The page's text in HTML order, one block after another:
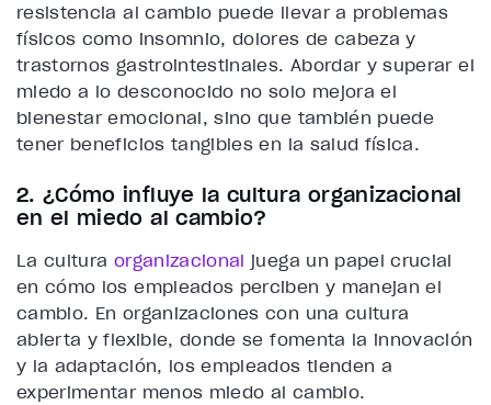
resistencia al cambio puede llevar a problemas
físicos como insomnio, dolores de cabeza y
trastornos gastrointestinales. Abordar y superar el
miedo a lo desconocido no solo mejora el
bienestar emocional, sino que también puede
tener beneficios tangibles en la salud física.
2. ¿Cómo influye la cultura organizacional
en el miedo al cambio?
La cultura organizacional juega un papel crucial
en cómo los empleados perciben y manejan el
cambio. En organizaciones con una cultura
abierta y flexible, donde se fomenta la innovación
y la adaptación, los empleados tienden a
experimentar menos miedo al cambio.